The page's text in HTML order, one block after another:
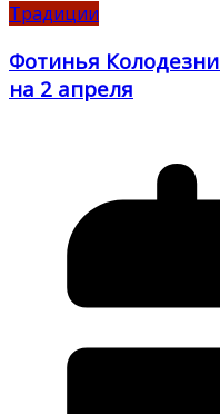
Традиции
Фотинья
на 2 апреля